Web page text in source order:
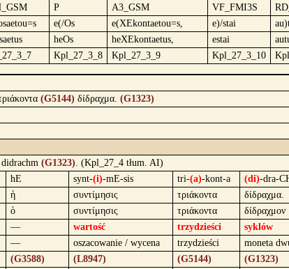
P A3_GSM VF_FMI3S
e(/Os e(XEkontaetou=s, e)/stai
heOs heXEkontaetus, estai
Kpl_27_3_8 Kpl_27_3_9 Kpl_27_3_10
(G5144) δίδραχμα. (G1323)
didrachm (G1323). (Kpl_27_4 tłum. AI)
hE synt-(i)-mE-sis tri-(a)-kont-a (di)-dra-
ἡ συντίμησις τριάκοντα
δίδραχμα.
ὁ συντίμησις τριάκοντα
δίδραχμον
— wartość trzydzieści
syklów
— oszacowanie / wycena trzydzieści
moneta
(G3588) (L8947) (G5144)
(G1323)